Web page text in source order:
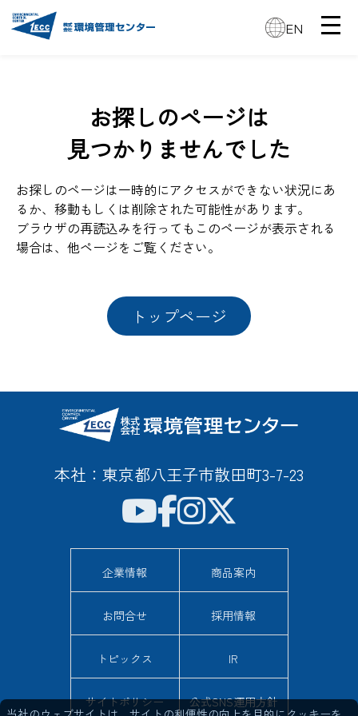
EN
お探しのページは
見つかりませんでした
お探しのページは一時的にアクセスができない状況にあ
るか、移動もしくは削除された可能性があります。
ブラウザの再読込みを行ってもこのページが表示される
場合は、他ページをご覧ください。
トップページ
本社：東京都八王子市散田町3-7-23
企業情報 商品案内
お問合せ 採用情報
トピックス IR
サイトポリシー 公式SNS運用方針